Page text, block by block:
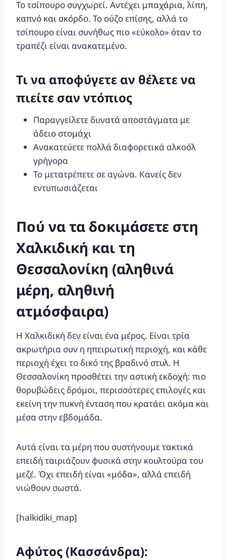
Το τσίπουρο συγχωρεί. Αντέχει μπαχάρια, λίπη,
καπνό και σκόρδο. Το ούζο επίσης, αλλά το
τσίπουρο είναι συνήθως πιο «εύκολο» όταν το
τραπέζι είναι ανακατεμένο.
Τι να αποφύγετε αν θέλετε να
πιείτε σαν ντόπιος
Παραγγείλετε δυνατά αποστάγματα με
άδειο στομάχι
Ανακατεύετε πολλά διαφορετικά αλκοόλ
γρήγορα
Το μετατρέπετε σε αγώνα. Κανείς δεν
εντυπωσιάζεται
Πού να τα δοκιμάσετε στη
Χαλκιδική και τη
Θεσσαλονίκη (αληθινά
μέρη, αληθινή
ατμόσφαιρα)
Η Χαλκιδική δεν είναι ένα μέρος. Είναι τρία
ακρωτήρια συν η ηπειρωτική περιοχή, και κάθε
περιοχή έχει το δικό της βραδινό στυλ. Η
Θεσσαλονίκη προσθέτει την αστική εκδοχή: πιο
θορυβώδεις δρόμοι, περισσότερες επιλογές και
εκείνη την πυκνή ένταση που κρατάει ακόμα και
μέσα στην εβδομάδα.
Αυτά είναι τα μέρη που συστήνουμε τακτικά
επειδή ταιριάζουν φυσικά στην κουλτούρα του
μεζέ. Όχι επειδή είναι «μόδα», αλλά επειδή
νιώθουν σωστά.
[halkidiki_map]
Αφύτος (Κασσάνδρα):